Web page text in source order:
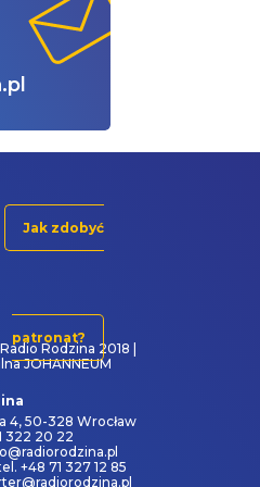
Jak zdobyć
patronat?
Rodzina 2018 |
JOHANNEUM
4, 50-328 Wrocław
322 20 22
+48 71 327 12 85